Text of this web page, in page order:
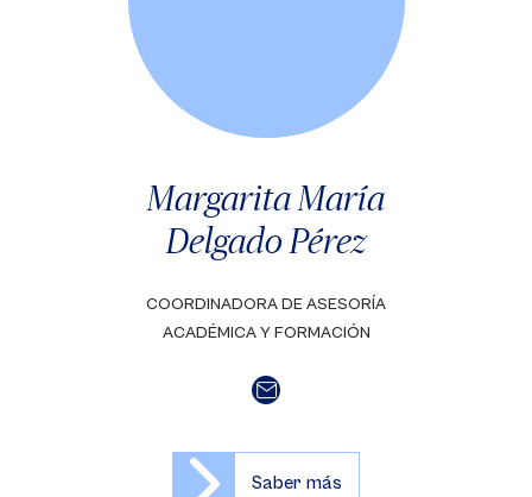
Margarita María
Delgado Pérez
COORDINADORA DE ASESORÍA
ACADÉMICA Y FORMACIÓN
Saber más